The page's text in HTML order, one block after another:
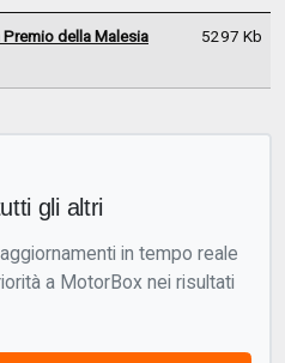
della Malesia
5297 Kb
gli altri
in tempo reale
a MotorBox nei risultati